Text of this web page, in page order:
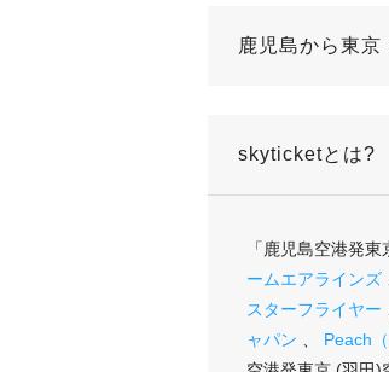
鹿児島から東京
skyticketとは?
「鹿児島空港発
ームエアラインズ
スターフライヤー
ャパン
Peach（